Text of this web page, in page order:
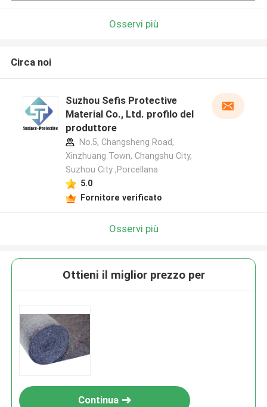
Osservi più
Circa noi
Suzhou Sefis Protective
Material Co., Ltd. profilo del
produttore
No.5, Changsheng Road,
Xinzhuang Town, Changshu City,
Suzhou City ,Porcellana
5.0
Fornitore verificato
Osservi più
Ottieni il miglior prezzo per
Continua